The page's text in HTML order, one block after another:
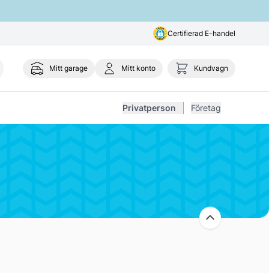
Certifierad E-handel
Mitt garage Mitt konto Kundvagn
Privatperson Företag